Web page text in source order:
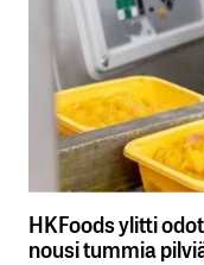
HKFoods ylitti
nousi tummia